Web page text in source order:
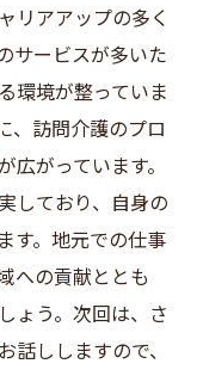
リアアップの多く
サービスが多いた
環境が整っていま
、訪問介護のプロ
広がっています。
しており、自身の
す。地元での仕事
への貢献ととも
ょう。次回は、さ
話ししますので、